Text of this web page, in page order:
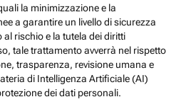
la minimizzazione e la
a garantire un livello di sicurezza
rischio e la tutela dei diritti
tale trattamento avverrà nel rispetto
trasparenza, revisione umana e
di Intelligenza Artificiale (AI)
dei dati personali.